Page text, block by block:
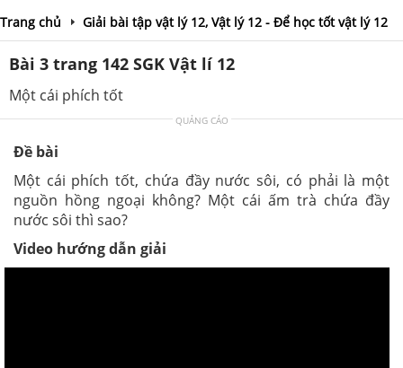
Trang chủ Giải bài tập vật lý 12, Vật lý 12 - Để học tốt vật lý 12
Bài 3 trang 142 SGK Vật lí 12
Một cái phích tốt
QUẢNG CÁO
Đề bài
Một cái phích tốt, chứa đầy nước sôi, có phải là một
nguồn hồng ngoại không? Một cái ấm trà chứa đầy
nước sôi thì sao?
Video hướng dẫn giải